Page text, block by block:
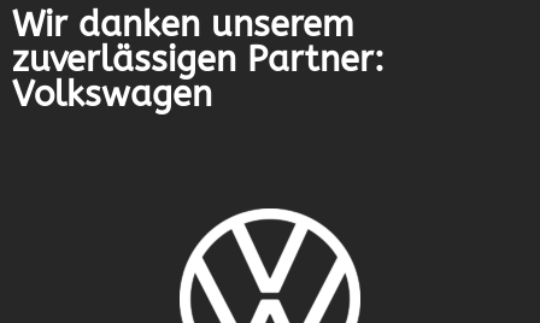
Wir danken unserem
zuverlässigen Partner:
Volkswagen